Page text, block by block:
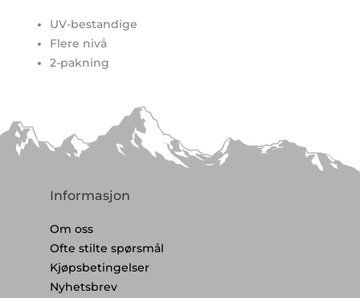
UV-bestandige
Flere nivå
2-pakning
Informasjon
Om oss
Ofte stilte spørsmål
Kjøpsbetingelser
Nyhetsbrev